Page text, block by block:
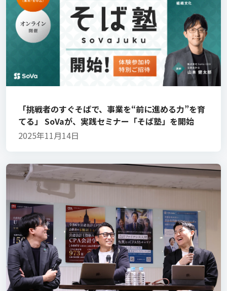
「挑戦者のすぐそばで、事業を“前に進める力”を育
てる」 SoVaが、実践セミナー「そば塾」を開始
2025年11月14日